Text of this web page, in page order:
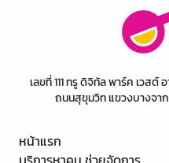
เลขที่ 111 ทรู ดิจิทัล พาร์ค เวสต์
ถนนสุขุมวิท แขวงบางจา
หน้าแรก